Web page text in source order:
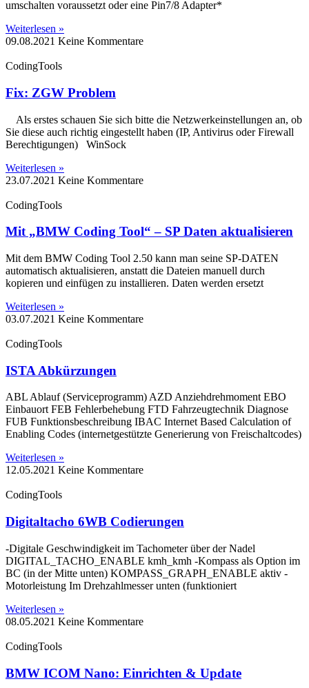
umschalten voraussetzt oder eine Pin7/8 Adapter*
Weiterlesen »
09.08.2021 Keine Kommentare
CodingTools
Fix: ZGW Problem
Als erstes schauen Sie sich bitte die Netzwerkeinstellungen an, ob
Sie diese auch richtig eingestellt haben (IP, Antivirus oder Firewall
Berechtigungen) WinSock
Weiterlesen »
23.07.2021 Keine Kommentare
CodingTools
Mit „BMW Coding Tool“ – SP Daten aktualisieren
Mit dem BMW Coding Tool 2.50 kann man seine SP-DATEN
automatisch aktualisieren, anstatt die Dateien manuell durch
kopieren und einfügen zu installieren. Daten werden ersetzt
Weiterlesen »
03.07.2021 Keine Kommentare
CodingTools
ISTA Abkürzungen
ABL Ablauf (Serviceprogramm) AZD Anziehdrehmoment EBO
Einbauort FEB Fehlerbehebung FTD Fahrzeugtechnik Diagnose
FUB Funktionsbeschreibung IBAC Internet Based Calculation of
Enabling Codes (internetgestützte Generierung von Freischaltcodes)
Weiterlesen »
12.05.2021 Keine Kommentare
CodingTools
Digitaltacho 6WB Codierungen
-Digitale Geschwindigkeit im Tachometer über der Nadel
DIGITAL_TACHO_ENABLE kmh_kmh -Kompass als Option im
BC (in der Mitte unten) KOMPASS_GRAPH_ENABLE aktiv -
Motorleistung Im Drehzahlmesser unten (funktioniert
Weiterlesen »
08.05.2021 Keine Kommentare
CodingTools
BMW ICOM Nano: Einrichten & Update